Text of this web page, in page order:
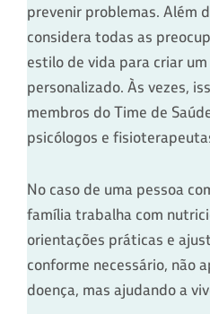
prevenir problemas. Além
considera todas as
estilo de vida para criar
personalizado. Às vezes,
membros do Time de
psicólogos e
No caso de uma pessoa
família trabalha com
orientações práticas e
conforme necessário, não
doença, mas ajudando a